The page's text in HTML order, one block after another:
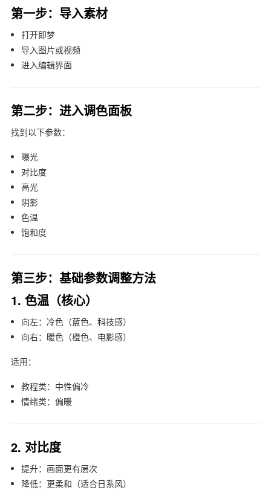
第一步：导入素材
打开即梦
导入图片或视频
进入编辑界面
第二步：进入调色面板
找到以下参数：
曝光
对比度
高光
阴影
色温
饱和度
第三步：基础参数调整方法
1. 色温（核心）
向左：冷色（蓝色、科技感）
向右：暖色（橙色、电影感）
适用：
教程类：中性偏冷
情绪类：偏暖
2. 对比度
提升：画面更有层次
降低：更柔和（适合日系风）